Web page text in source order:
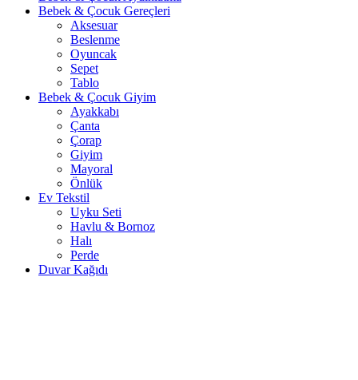
Bebek & Çocuk Gereçleri
Aksesuar
Beslenme
Oyuncak
Sepet
Tablo
Bebek & Çocuk Giyim
Ayakkabı
Çanta
Çorap
Giyim
Mayoral
Önlük
Ev Tekstil
Uyku Seti
Havlu & Bornoz
Halı
Perde
Duvar Kağıdı